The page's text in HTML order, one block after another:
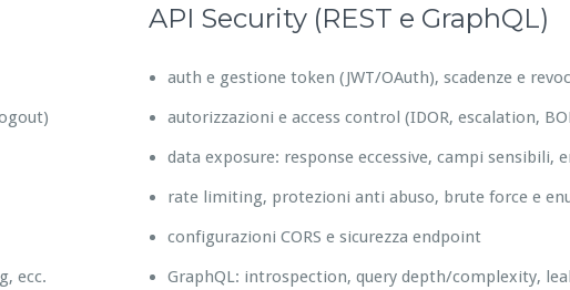
ecc.
API Security (REST e GraphQL)
auth e gestione token (JWT/OAuth), scadenze e
autorizzazioni e access control (IDOR, escalation,
data exposure: response eccessive, campi sensibili,
rate limiting, protezioni anti abuso, brute force e
configurazioni CORS e sicurezza endpoint
GraphQL: introspection, query depth/complexity,